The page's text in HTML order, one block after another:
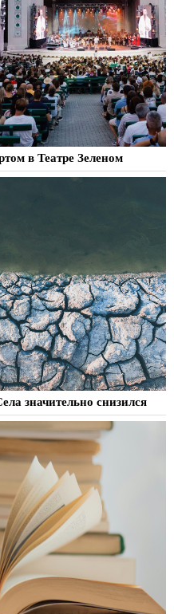
в Театре Зеленом
значительно снизился